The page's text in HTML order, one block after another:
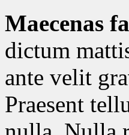
Maecenas
dictum
ante velit
Praesent